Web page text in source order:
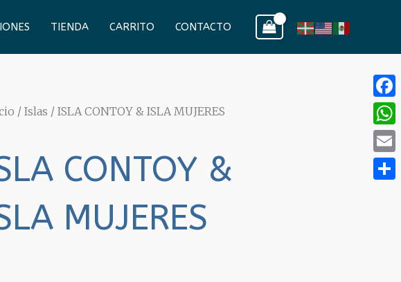
TIENDA CARRITO CONTACTO
/ Islas / ISLA CONTOY & ISLA MUJERES
CONTOY &
MUJERES
Email